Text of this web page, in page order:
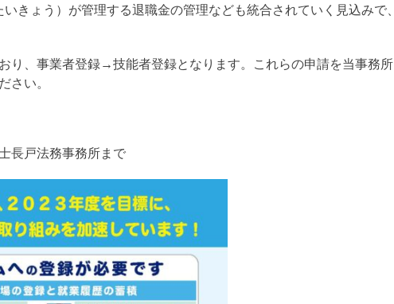
きょう）が管理する退職金の管理なども統合されていく見込みで、
り、事業者登録→技能者登録となります。これらの申請を当事務所
さい。
長戸法務事務所まで